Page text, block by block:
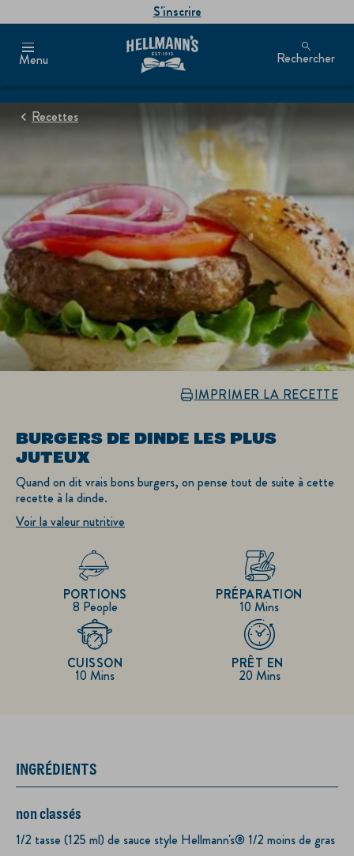
S'inscrire
Menu Rechercher
Recettes
IMPRIMER LA RECETTE
BURGERS DE DINDE LES PLUS
JUTEUX
Quand on dit vrais bons burgers, on pense tout de suite à cette
recette à la dinde.
Voir la valeur nutritive
8 People
PORTIONS
10 Mins
PRÉPARATION
10 Mins
CUISSON
20 Mins
PRÊT EN
INGRÉDIENTS
non classés
1/2 tasse (125 ml) de sauce style Hellmann's® 1/2 moins de gras